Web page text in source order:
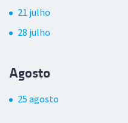
21 julho
28 julho
Agosto
25 agosto